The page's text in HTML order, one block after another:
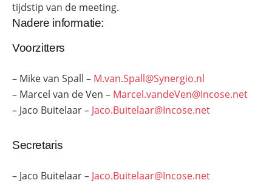
tijdstip van de meeting.
Nadere informatie:
Voorzitters
– Mike van Spall – M.van.Spall@Synergio.nl
– Marcel van de Ven – Marcel.vandeVen@Incose.net
– Jaco Buitelaar – Jaco.Buitelaar@Incose.net
Secretaris
– Jaco Buitelaar – Jaco.Buitelaar@Incose.net